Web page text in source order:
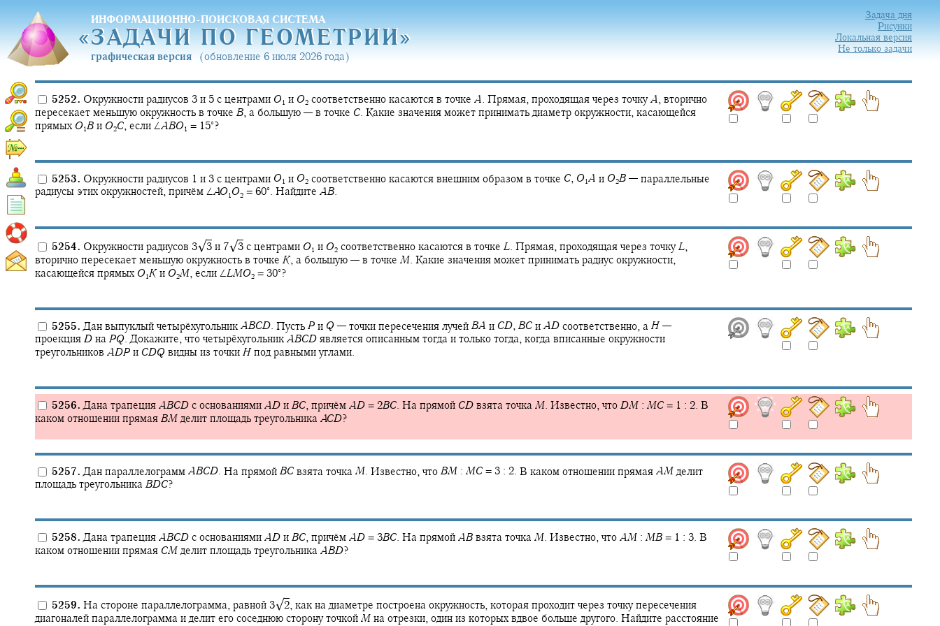
ИНФОРМАЦИОННО-ПОИСКОВАЯ СИСТЕМА
«ЗАДАЧИ ПО ГЕОМЕТРИИ»
«ЗАДАЧИ ПО ГЕОМЕТРИИ»
графическая версия (обновление 6 июля 2026 года)
Задача дня
Рисунки
Локальная версия
Не только задачи
5252. Окружности радиусов 3 и 5 с центрами O1 и O2 соответственно касаются в точке A. Прямая, проходящая через точкуA, вторично
пересекает меньшую окружность в точке B, а большую — в точке C. Какие значения может принимать диаметр окружности, касающейся
прямых O1B и O2C, если ∠ABO1 = 15‍∘ ?
5253. Окружности радиусов 1 и 3 с центрами O1 и O2 соответственно касаются внешним образом в точке C, O1A и O2B — параллельные
радиусы этих окружностей, причём ∠AO1 O2 = 60‍∘ . Найдите AB.
5254. Окружности радиусов 3‍√3 и 7‍√3 с центрами O1 и O2 соответственно касаются в точке L. Прямая, проходящая через точкуL,
вторично пересекает меньшую окружность в точке K, а большую — в точке M. Какие значения может принимать радиус окружности,
касающейся прямых O1K и O2M, если ∠LMO2 = 30‍∘ ?
5255. Дан выпуклый четырёхугольник ABCD. Пусть P и Q — точки пересечения лучей BA и CD, BC и AD соответственно, а H —
проекция D на PQ. Докажите, что четырёхугольник ABCD является описанным тогда и только тогда, когда вписанные окружности
треугольников ADP и CDQ видны из точки H под равными углами.
5256. Дана трапеция ABCD с основаниями AD и BC, причём AD = 2BC. На прямой CD взята точка M. Известно, что DM : MC = 1 : 2. В
каком отношении прямая BM делит площадь треугольника ACD?
5257. Дан параллелограмм ABCD. На прямой BC взята точка M. Известно, что BM : MC = 3 : 2. В каком отношении прямая AM делит
площадь треугольника BDC?
5258. Дана трапеция ABCD с основаниями AD и BC, причём AD = 3BC. На прямой AB взята точка M. Известно, что AM : MB = 1 : 3. В
каком отношении прямая CM делит площадь треугольника ABD?
5259. На стороне параллелограмма, равной 3‍√2, как на диаметре построена окружность, которая проходит через точку пересечения
диагоналей параллелограмма и делит его соседнюю сторону точкой M на отрезки, один из которых вдвое больше другого. Найдите расстояние